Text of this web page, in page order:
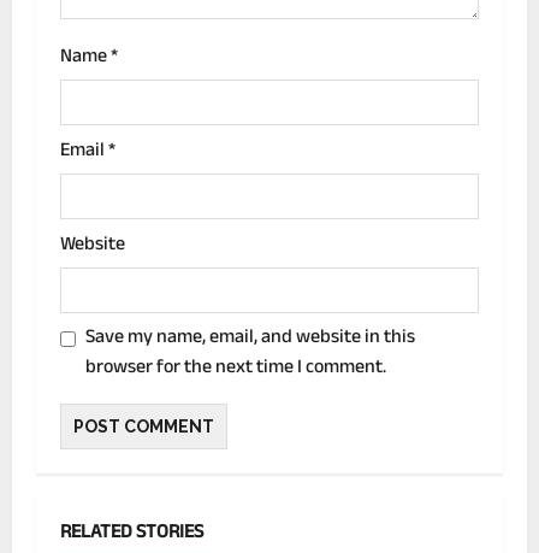
Name*
Email*
Website
Save my name, email, and website in this
browser for the next time I comment.
RELATED STORIES